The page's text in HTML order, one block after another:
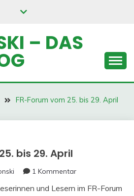
– DAS
FR-Forum vom 25. bis 29. April
bis 29. April
1 Kommentar
und Lesern im FR-Forum